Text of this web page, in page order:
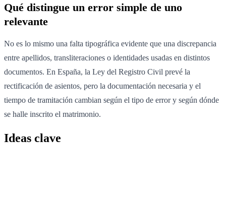
Qué distingue un error simple de uno
relevante
No es lo mismo una falta tipográfica evidente que una discrepancia
entre apellidos, transliteraciones o identidades usadas en distintos
documentos. En España, la Ley del Registro Civil prevé la
rectificación de asientos, pero la documentación necesaria y el
tiempo de tramitación cambian según el tipo de error y según dónde
se halle inscrito el matrimonio.
Ideas clave